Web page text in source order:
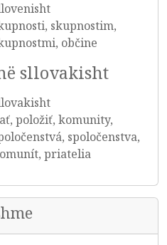
skupnostim,
občine
sllovakisht
položiť, komunity,
spoločenstva,
priatelia